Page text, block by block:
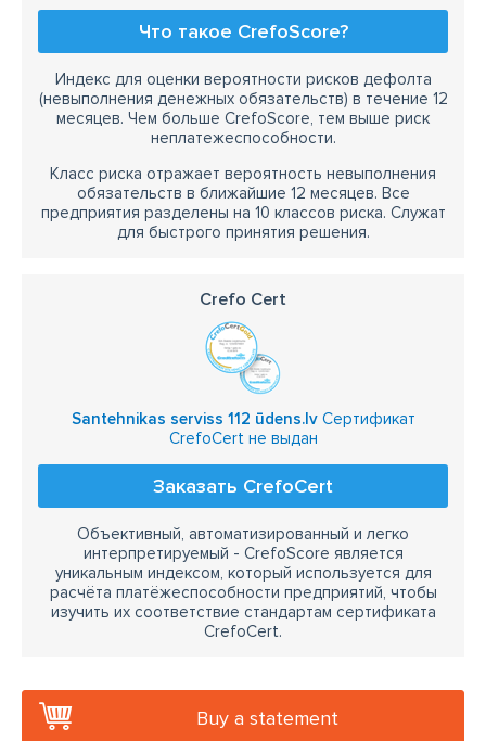
Что такое CrefoScore?
Индекс для оценки вероятности рисков дефолта
(невыполнения денежных обязательств) в течение 12
месяцев. Чем больше CrefoScore, тем выше риск
неплатежеспособности.
Класс риска отражает вероятность невыполнения
обязательств в ближайшие 12 месяцев. Все
предприятия разделены на 10 классов риска. Служат
для быстрого принятия решения.
Crefo Cert
Santehnikas serviss 112 ūdens.lvСертификат
CrefoCert не выдан
Заказать CrefoCert
Объективный, автоматизированный и легко
интерпретируемый - CrefoScore является
уникальным индексом, который используется для
расчёта платёжеспособности предприятий, чтобы
изучить их соответствие стандартам сертификата
CrefoCert.
Buy a statement